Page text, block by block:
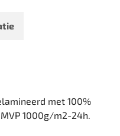
met 100%
1000g/m2-24h.